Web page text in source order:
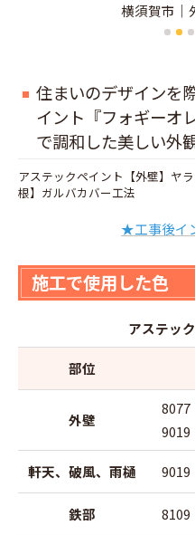
横須賀
住まいのデザインを
イント『フォギーオ
で調和した美しい外
アステックペイント【外壁】ヤ
根】ガルバカバー工法
★工事後イ
施工で使用した色
アステッ
部位
外壁
軒天、破風、雨樋
鉄部